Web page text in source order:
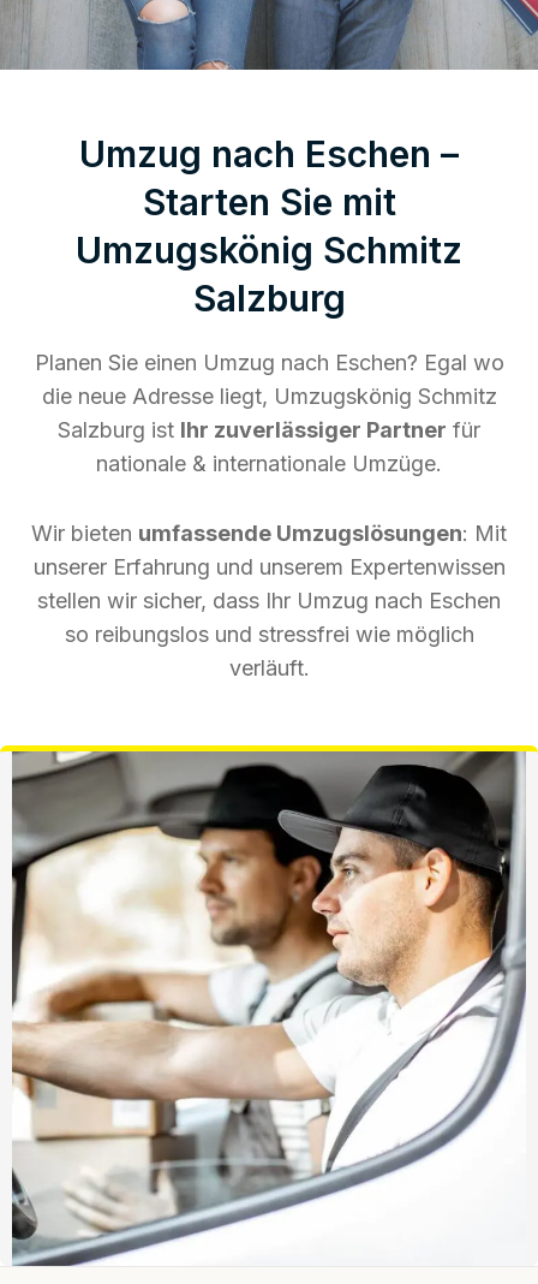
Umzug nach Eschen –
Starten Sie mit
Umzugskönig Schmitz
Salzburg
Planen Sie einen Umzug nach Eschen? Egal wo
die neue Adresse liegt, Umzugskönig Schmitz
Salzburg ist Ihr zuverlässiger Partner für
nationale & internationale Umzüge.
Wir bieten umfassende Umzugslösungen: Mit
unserer Erfahrung und unserem Expertenwissen
stellen wir sicher, dass Ihr Umzug nach Eschen
so reibungslos und stressfrei wie möglich
verläuft.